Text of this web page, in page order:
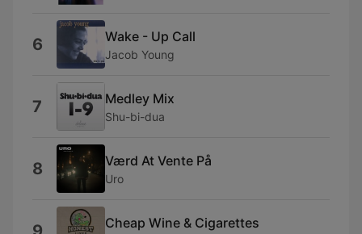
6 Wake - Up Call
Jacob Young
7 Medley Mix
Shu-bi-dua
8 Værd At Vente På
Uro
Cheap Wine & Cigarettes